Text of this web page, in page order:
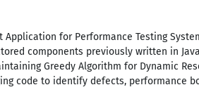
Application for Performance Testing
components previously written in
Greedy Algorithm for Dynamic
code to identify defects, performance